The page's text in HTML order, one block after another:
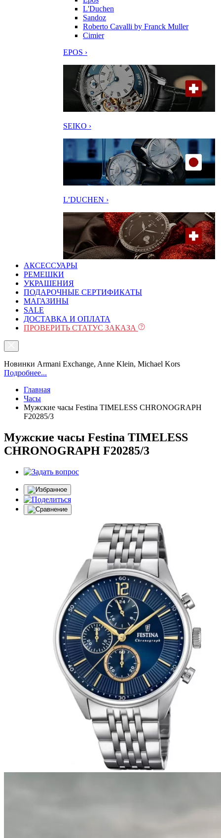
L'Duchen
Sandoz
Roberto Cavalli by Franck Muller
Cimier
EPOS ›
SEIKO ›
L’DUCHEN ›
АКСЕССУАРЫ
РЕМЕШКИ
УКРАШЕНИЯ
ПОДАРОЧНЫЕ СЕРТИФИКАТЫ
МАГАЗИНЫ
SALE
ДОСТАВКА И ОПЛАТА
ПРОВЕРИТЬ СТАТУС ЗАКАЗА
Новинки Armani Exchange, Anne Klein, Michael Kors
Подробнее...
Главная
Часы
Мужские часы Festina TIMELESS CHRONOGRAPH
F20285/3
Мужские часы Festina TIMELESS
CHRONOGRAPH F20285/3